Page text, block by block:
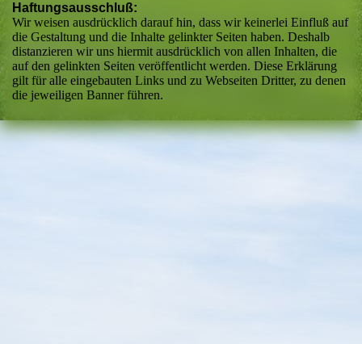
Haftungsausschluß:
Wir weisen ausdrücklich darauf hin, dass wir keinerlei Einfluß auf
die Gestaltung und die Inhalte gelinkter Seiten haben. Deshalb
distanzieren wir uns hiermit ausdrücklich von allen Inhalten, die
auf den gelinkten Seiten veröffentlicht werden. Diese Erklärung
gilt für alle eingebauten Links und zu Webseiten Dritter, zu denen
die jeweiligen Banner führen.